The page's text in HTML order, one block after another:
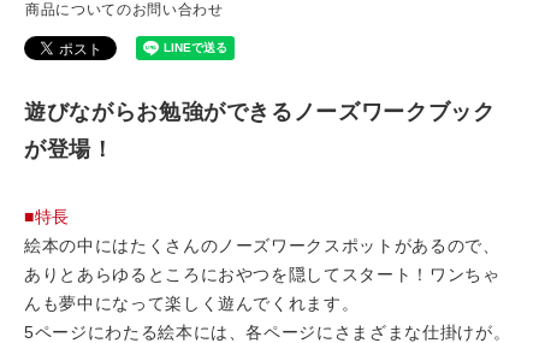
商品についてのお問い合わせ
遊びながらお勉強ができるノーズワークブック
が登場！
■特長
絵本の中にはたくさんのノーズワークスポットがあるので、
ありとあらゆるところにおやつを隠してスタート！ワンちゃ
んも夢中になって楽しく遊んでくれます。
5ページにわたる絵本には、各ページにさまざまな仕掛けが。